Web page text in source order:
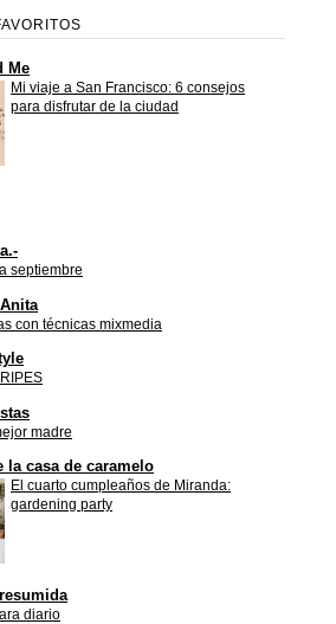
Me
Mi viaje a San Francisco: 6 consejos
para disfrutar de la ciudad
septiembre
con técnicas mixmedia
madre
la casa de caramelo
El cuarto cumpleaños de Miranda:
gardening party
diario